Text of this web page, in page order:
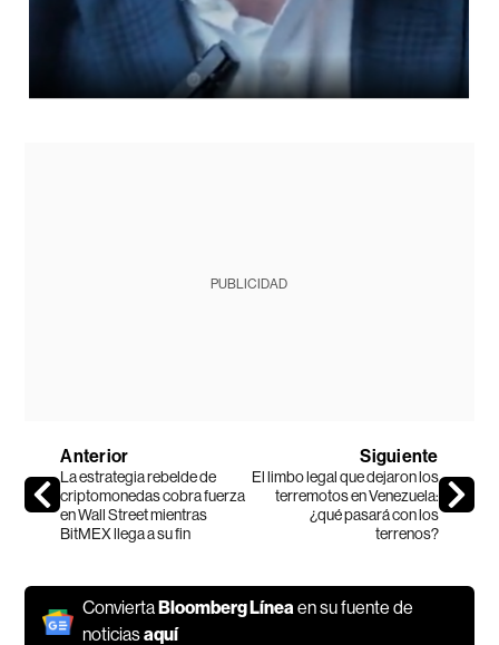
PUBLICIDAD
Anterior
La estrategia rebelde de
criptomonedas cobra fuerza
en Wall Street mientras
BitMEX llega a su fin
Siguiente
El limbo legal que dejaron los
terremotos en Venezuela:
¿qué pasará con los
terrenos?
Convierta Bloomberg Líneaen su fuente de
noticiasaquí